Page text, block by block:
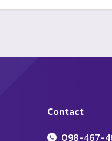
Contact
098-467-